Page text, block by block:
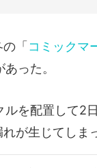
「 コミックマ
った。
を配置して2
が生じてしま